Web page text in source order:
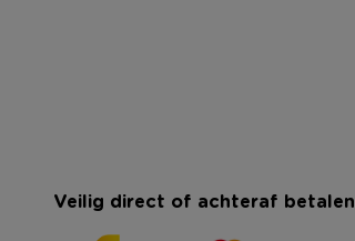
Veilig direct of achteraf betalen